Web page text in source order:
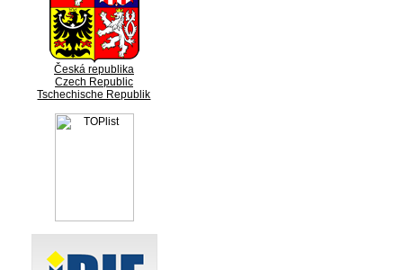
Česká republika
Czech Republic
Tschechische Republik